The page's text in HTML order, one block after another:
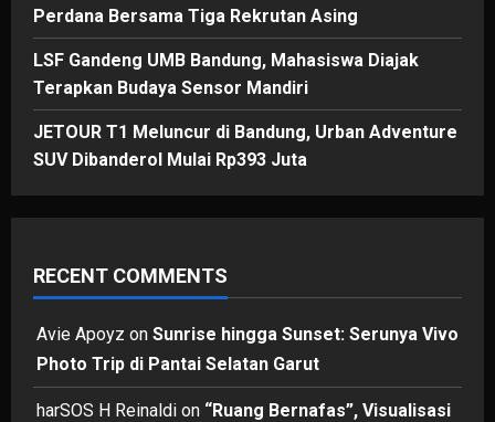
Perdana Bersama Tiga Rekrutan Asing
LSF Gandeng UMB Bandung, Mahasiswa Diajak
Terapkan Budaya Sensor Mandiri
JETOUR T1 Meluncur di Bandung, Urban Adventure
SUV Dibanderol Mulai Rp393 Juta
RECENT COMMENTS
Avie Apoyz on Sunrise hingga Sunset: Serunya Vivo
Photo Trip di Pantai Selatan Garut
harSOS H Reinaldi on “Ruang Bernafas”, Visualisasi